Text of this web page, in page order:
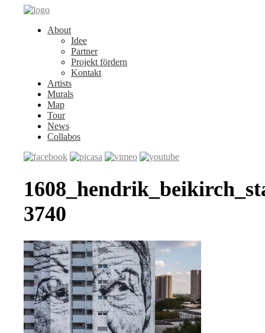
About
Idee
Partner
Projekt fördern
Kontakt
Artists
Murals
Map
Tour
News
Collabos
3740